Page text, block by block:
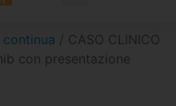
/ CASO CLINICO
con presentazione